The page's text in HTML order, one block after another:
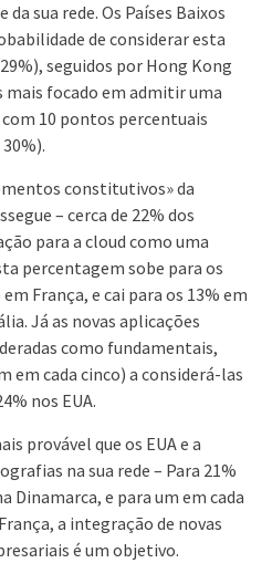
sua rede. Os Países Baixos
de considerar esta
seguidos por Hong Kong
mais focado em admitir uma
10 pontos percentuais
constitutivos» da
– cerca de 22% dos
para a cloud como uma
percentagem sobe para os
França, e cai para os 13% em
Já as novas aplicações
como fundamentais,
em cada cinco) a considerá-las
nos EUA.
provável que os EUA e a
na sua rede – Para 21%
Dinamarca, e para um em cada
a integração de novas
é um objetivo.